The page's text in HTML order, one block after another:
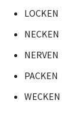
LOCKEN
NECKEN
NERVEN
PACKEN
WECKEN